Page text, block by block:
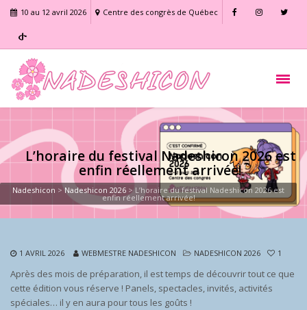
10 au 12 avril 2026 Centre des congrès de Québec
L’horaire du festival Nadeshicon 2026 est
enfin réellement arrivée!
Nadeshicon >Nadeshicon 2026 > L’horaire du festival Nadeshicon 2026 est
enfin réellement arrivée!
1 AVRIL 2026 WEBMESTRE NADESHICON NADESHICON 2026 1
Après des mois de préparation, il est temps de découvrir tout ce que
cette édition vous réserve ! Panels, spectacles, invités, activités
spéciales… il y en aura pour tous les goûts !